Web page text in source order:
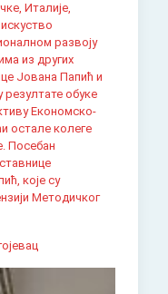
Италије,
развоју
из других
Јована Папић и
обуке
Економско-
остале колеге
Посебан
које су
Методичког